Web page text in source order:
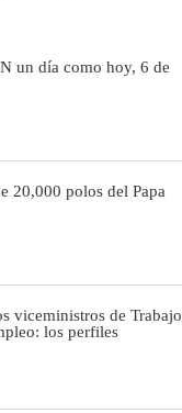
un día como hoy, 6 de
20,000 polos del Papa
viceministros de Trabajo
los perfiles